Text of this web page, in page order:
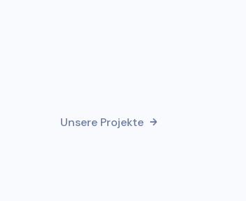
Unsere Projekte